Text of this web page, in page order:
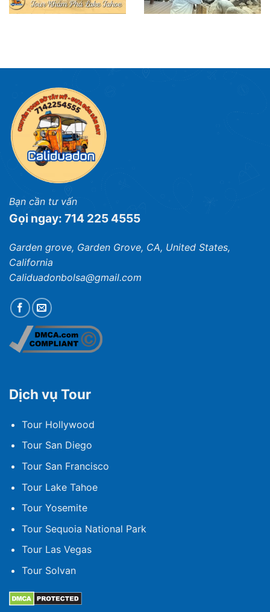
Bạn cần tư vấn
Gọi ngay: 714 225 4555
Garden grove, Garden Grove, CA, United States,
California
Caliduadonbolsa@gmail.com
Dịch vụ Tour
Tour Hollywood
Tour San Diego
Tour San Francisco
Tour Lake Tahoe
Tour Yosemite
Tour Sequoia National Park
Tour Las Vegas
Tour Solvan